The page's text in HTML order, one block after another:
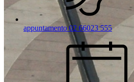
appuntamento 02 66023 555